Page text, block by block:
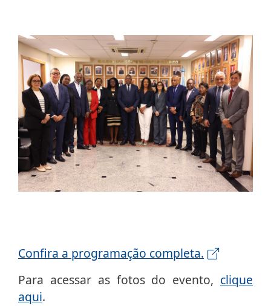
Confira a programação completa.
Para acessar as fotos do evento, clique
aqui.